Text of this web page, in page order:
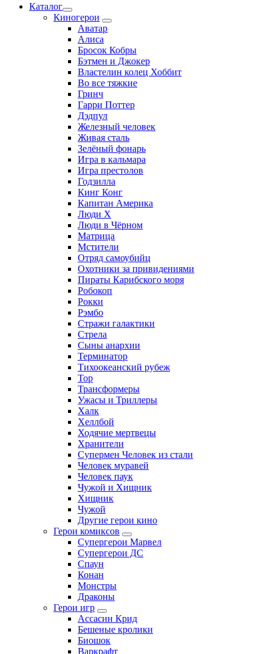
Каталог
Киногерои
Аватар
Алиса
Бросок Кобры
Бэтмен и Джокер
Властелин колец Хоббит
Во все тяжкие
Гринч
Гарри Поттер
Дэдпул
Железный человек
Живая сталь
Зелёный фонарь
Игра в кальмара
Игра престолов
Годзилла
Кинг Конг
Капитан Америка
Люди X
Люди в Чёрном
Матрица
Мстители
Отряд самоубийц
Охотники за привидениями
Пираты Карибского моря
Робокоп
Рокки
Рэмбо
Стражи галактики
Стрела
Сыны анархии
Терминатор
Тихоокеанский рубеж
Тор
Трансформеры
Ужасы и Триллеры
Халк
Хеллбой
Ходячие мертвецы
Хранители
Супермен Человек из стали
Человек муравей
Человек паук
Чужой и Хищник
Хищник
Чужой
Другие герои кино
Герои комиксов
Супергерои Марвел
Супергерои ДС
Спаун
Конан
Монстры
Драконы
Герои игр
Ассасин Крид
Бешеные кролики
Биошок
Варкрафт